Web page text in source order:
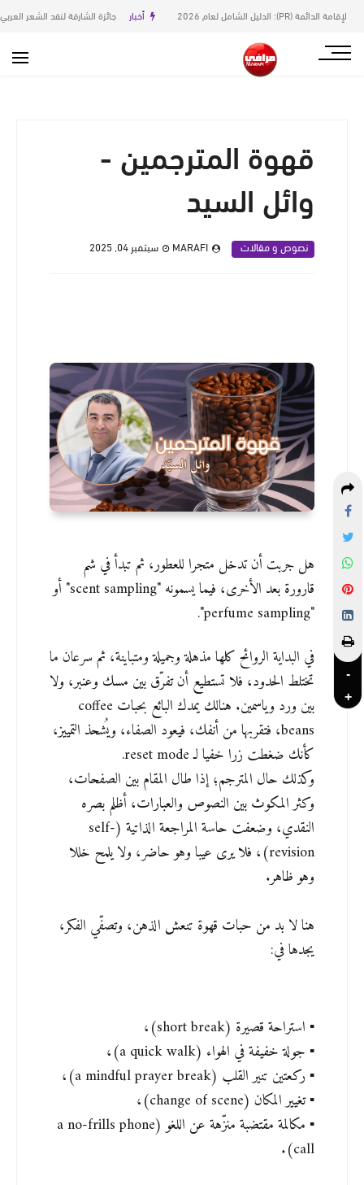
أخبار جائزة الشارقة لنقد الشعر العربي في دورتها السادسة
-
+
قهوة المترجمين -
وائل السيد
نصوص و مقالات MARAFI سبتمبر 04, 2025
هل جربت أن تدخل متجرا للعطور، ثم تبدأ في شم
قارورة بعد الأخرى، فيما يسمونه "scent sampling" أو
"perfume sampling".
في البداية الروائح كلها مذهلة وجميلة ومتباينة، ثم سرعان ما
تختلط الحدود، فلا تستطيع أن تفرّق بين مسك وعنبر، ولا
بين ورد وياسمين. هنالك يمدك البائع بحبات coffee
beans، فتقربها من أنفك، فيعود الصفاء، ويُشحذ التمييز،
كأنك ضغطت زرا خفيا لـ reset mode.
وكذلك حال المترجم؛ إذا طال المقام بين الصفحات،
وكثر المكوث بين النصوص والعبارات، أظلم بصره
النقدي، وضعفت حاسة المراجعة الذاتية (self-
revision)، فلا يرى عيبا وهو حاضر، ولا يلمح خللا
وهو ظاهر.
هنا لا بد من حبات قهوة تنعش الذهن، وتصفّي الفكر،
يجدها في:
▪️ استراحة قصيرة (short break)،
▪️ جولة خفيفة في الهواء (a quick walk)،
▪️ ركعتين تنير القلب (a mindful prayer break)،
▪️ تغيير المكان (change of scene)،
▪️ مكالمة مقتضبة منزّهة عن اللغو (a no-frills phone
call).